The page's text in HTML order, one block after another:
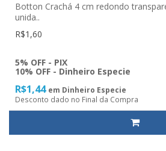
Botton Crachá 4 cm redondo
unida..
R$1,60
5% OFF - PIX
10% OFF - Dinheiro Especie
R$1,44 em Dinheiro Especie
Desconto dado no Final da Compra